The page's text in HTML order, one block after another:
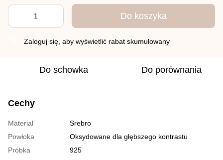
Do koszyka
Zaloguj się , aby wyświetlić rabat skumulowany
Do schowka Do porównania
Cechy
Material
Srebro
Powłoka
Oksydowane dla głębszego kontrastu
Próbka
925